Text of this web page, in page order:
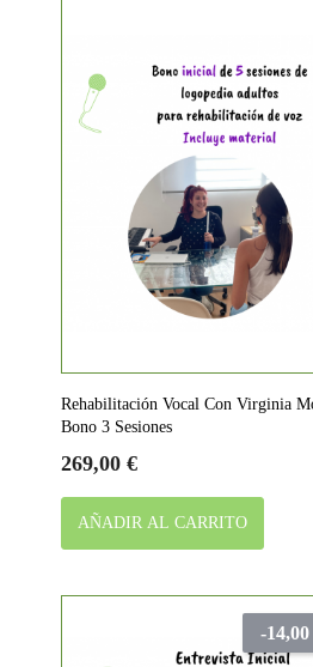
Rehabilitación Vocal Con Virginia
Bono 3 Sesiones
Precio
269,00 €
AÑADIR AL CARRITO
-14,00